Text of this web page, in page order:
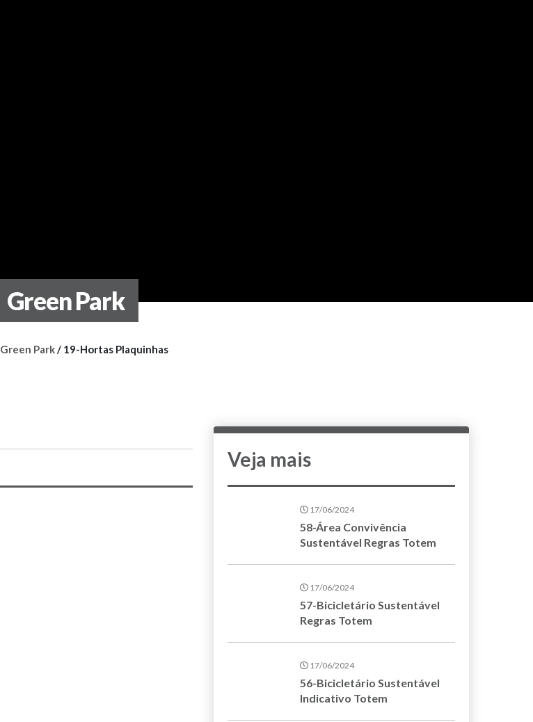
Green Park
Green Park/ 19-Hortas Plaquinhas
Veja mais
17/06/2024
58-Área Convivência
Sustentável Regras Totem
17/06/2024
57-Bicicletário Sustentável
Regras Totem
17/06/2024
56-Bicicletário Sustentável
Indicativo Totem